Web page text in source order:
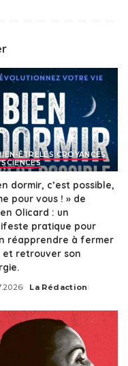
ÊTRELES CROYANCES
SCIENCES
dormir, c’est possible,
pour vous ! » de
Olicard : un
pratique pour
réapprendre à fermer
et retrouver son
Posted
La Rédaction